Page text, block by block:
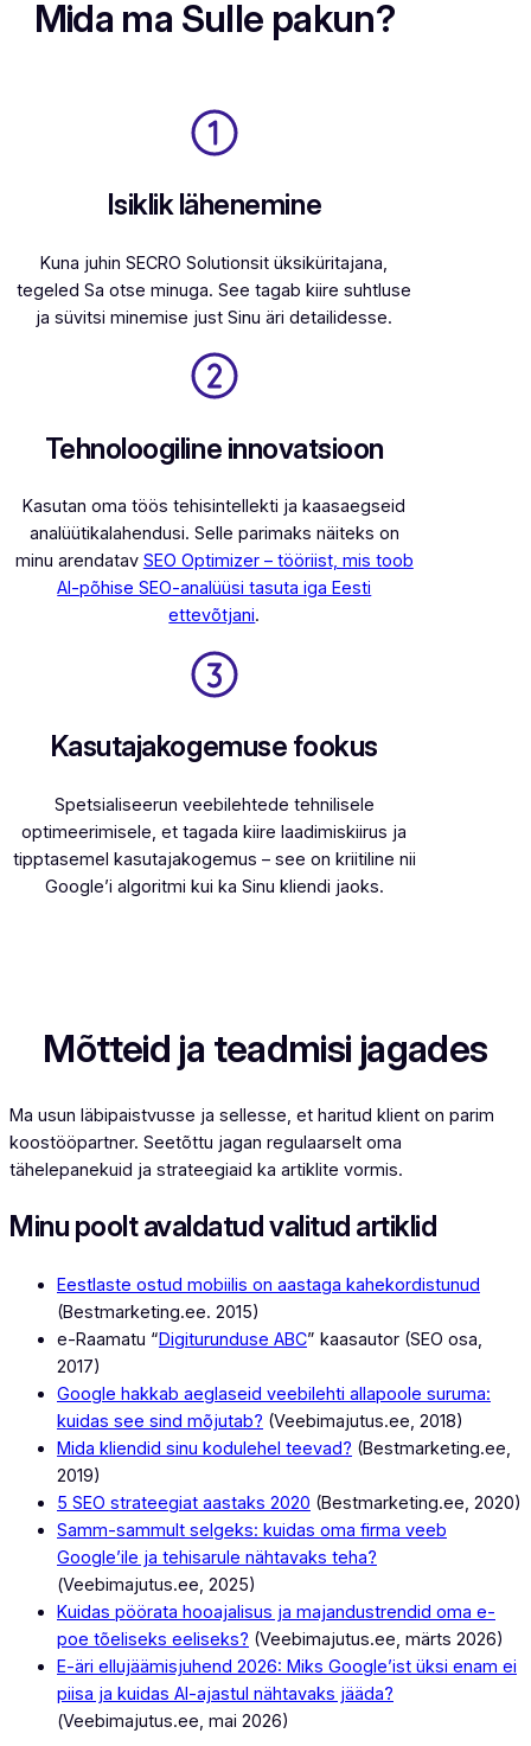
Mida ma Sulle pakun?
Isiklik lähenemine
Kuna juhin SECRO Solutionsit üksiküritajana,
tegeled Sa otse minuga. See tagab kiire suhtluse
ja süvitsi minemise just Sinu äri detailidesse.
Tehnoloogiline innovatsioon
Kasutan oma töös tehisintellekti ja kaasaegseid
analüütikalahendusi. Selle parimaks näiteks on
minu arendatav SEO Optimizer – tööriist, mis toob
AI-põhise SEO-analüüsi tasuta iga Eesti
ettevõtjani.
Kasutajakogemuse fookus
Spetsialiseerun veebilehtede tehnilisele
optimeerimisele, et tagada kiire laadimiskiirus ja
tipptasemel kasutajakogemus – see on kriitiline nii
Google’i algoritmi kui ka Sinu kliendi jaoks.
Mõtteid ja teadmisi jagades
Ma usun läbipaistvusse ja sellesse, et haritud klient on parim
koostööpartner. Seetõttu jagan regulaarselt oma
tähelepanekuid ja strateegiaid ka artiklite vormis.
Minu poolt avaldatud valitud artiklid
Eestlaste ostud mobiilis on aastaga kahekordistunud
(Bestmarketing.ee. 2015)
e-Raamatu “Digiturunduse ABC” kaasautor (SEO osa,
2017)
Google hakkab aeglaseid veebilehti allapoole suruma:
kuidas see sind mõjutab? (Veebimajutus.ee, 2018)
Mida kliendid sinu kodulehel teevad? (Bestmarketing.ee,
2019)
5 SEO strateegiat aastaks 2020 (Bestmarketing.ee, 2020)
Samm-sammult selgeks: kuidas oma firma veeb
Google’ile ja tehisarule nähtavaks teha?
(Veebimajutus.ee, 2025)
Kuidas pöörata hooajalisus ja majandustrendid oma e-
poe tõeliseks eeliseks? (Veebimajutus.ee, märts 2026)
E-äri ellujäämisjuhend 2026: Miks Google’ist üksi enam ei
piisa ja kuidas AI-ajastul nähtavaks jääda?
(Veebimajutus.ee, mai 2026)